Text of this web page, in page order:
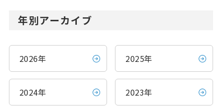
年別アーカイブ
2026年 2025年
2024年 2023年